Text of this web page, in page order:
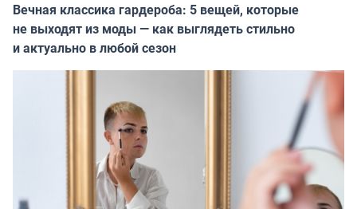
Вечная классика гардероба: 5 вещей, которые
не выходят из моды — как выглядеть стильно
и актуально в любой сезон